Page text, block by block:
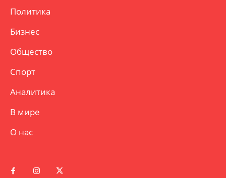
Политика
Бизнес
Общество
Спорт
Аналитика
В мире
О нас